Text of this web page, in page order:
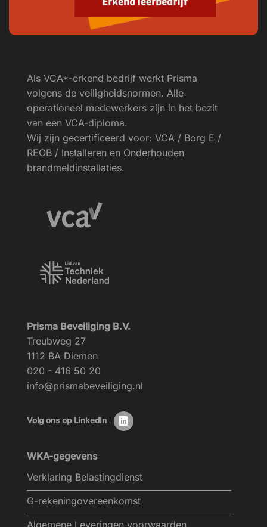
Als VCA*-erkend bedrijf werkt Prisma
volgens de veiligheids­normen. Alle
operationeel medewerkers zijn in het bezit
van een VCA-diploma.
Wij zijn gecertificeerd voor: VCA / Borg E /
REOB / Installeren en Onderhouden
brandmeldinstallaties.
Prisma Beveiliging B.V.
Treubweg 27
1112 BA Diemen
020 - 416 50 20
info@prismabeveiliging.nl
Volg ons op LinkedIn
WKA-gegevens
Verklaring Belastingdienst
G-rekeningovereenkomst
Algemene Leveringen voorwaarden